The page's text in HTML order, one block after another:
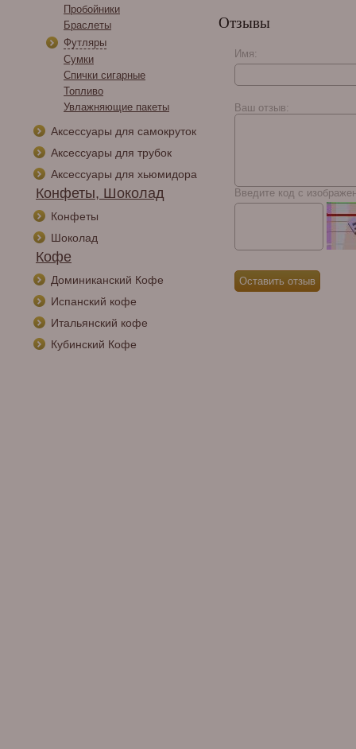
Пробойники
Браслеты
Футляры
Сумки
Спички сигарные
Топливо
Увлажняющие пакеты
Аксессуары для самокруток
Аксессуары для трубок
Аксессуары для хьюмидора
Конфеты, Шоколад
Конфеты
Шоколад
Кофе
Доминиканский Кофе
Испанский кофе
Итальянский кофе
Кубинский Кофе
HR Signature Line Toro
Отзывы
Имя:
Ваш отзыв:
Введите код с